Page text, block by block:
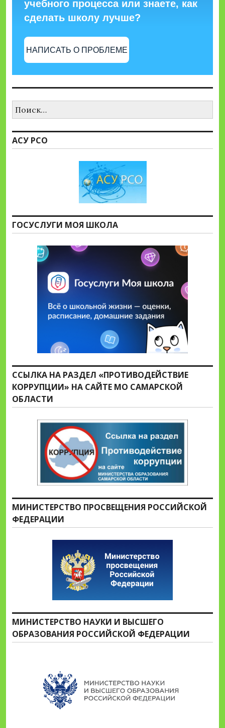
учебного процесса или знаете, как
сделать школу лучше?
НАПИСАТЬ О ПРОБЛЕМЕ
АСУ РСО
ГОСУСЛУГИ МОЯ ШКОЛА
ССЫЛКА НА РАЗДЕЛ «ПРОТИВОДЕЙСТВИЕ
КОРРУПЦИИ» НА САЙТЕ МО САМАРСКОЙ
ОБЛАСТИ
МИНИСТЕРСТВО ПРОСВЕЩЕНИЯ РОССИЙСКОЙ
ФЕДЕРАЦИИ
МИНИСТЕРСТВО НАУКИ И ВЫСШЕГО
ОБРАЗОВАНИЯ РОССИЙСКОЙ ФЕДЕРАЦИИ